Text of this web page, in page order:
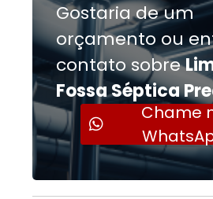
Gostaria de um
orçamento ou
contato sobre
Fossa Séptica
Chame